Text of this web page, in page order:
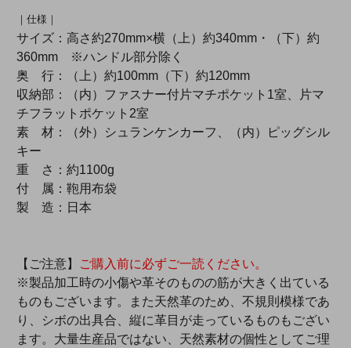
｜仕様｜
サイズ：高さ約270mm×横（上）約340mm・（下）約
360mm ※ハンドル部分除く
奥 行：（上）約100mm（下）約120mm
収納部：（内）ファスナー付片マチポケット1室、片マ
チフラットポケット2室
素 材：（外）シュランケンカーフ、（内）ピッグシル
キー
重 さ：約1100g
付 属：鞄用布袋
製 造：日本
【ご注意】
ご購入前に必ずご一読ください。
※製品加工時の小傷や革そのものの筋が大きく出ている
ものもございます。また天然革のため、不規則模様であ
り、シボの出具合、縦に革目が走っているものもござい
ます。大量生産品ではない、天然素材の個性としてご理